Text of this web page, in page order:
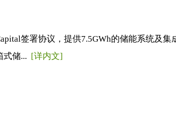
签署协议，提供7.5GWh的储能系统及
式储... [详内文]